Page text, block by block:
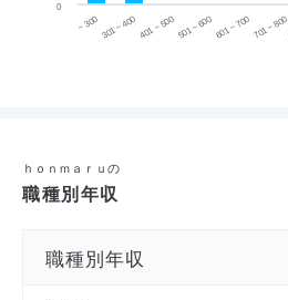
~ 300 301 ~ 400 401 ~ 500501 ~ 600601 ~ 700701 ~ 800
0
ｈｏｎｍａｒｕの
職種別年収
職種別年収